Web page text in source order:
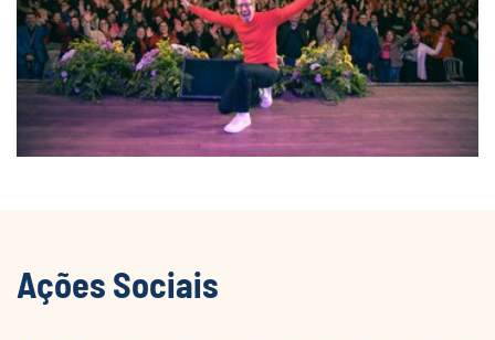
Ações Sociais